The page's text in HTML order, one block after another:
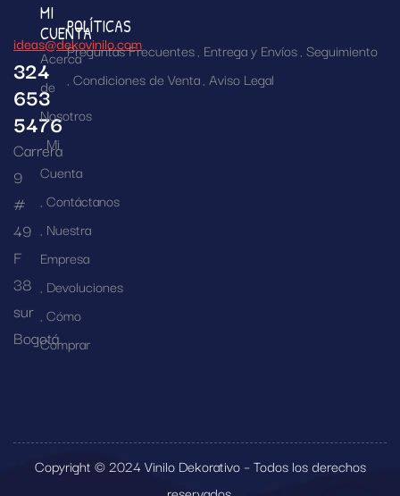
ideas@dekovinilo.com
324
653
5476
Carrera
9
#
49
F
38
sur
Bogotá
MI
CUENTA
Acerca
de
Nosotros
Mi
Cuenta
Contáctanos
Nuestra
Empresa
Devoluciones
Cómo
Comprar
POLÍTICAS
Preguntas Frecuentes Entrega y Envíos Seguimiento
Condiciones de Venta Aviso Legal
Copyright © 2024 Vinilo Dekorativo – Todos los derechos